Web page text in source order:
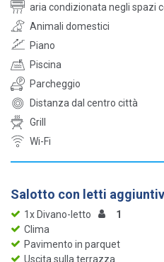
aria condizionata negli spazi
Animali domestici
Piano
Piscina
Parcheggio
Distanza dal centro città
Grill
Wi-Fi
Salotto con letti
1x Divano-letto
1
Clima
Pavimento in parquet
Uscita sulla terrazza